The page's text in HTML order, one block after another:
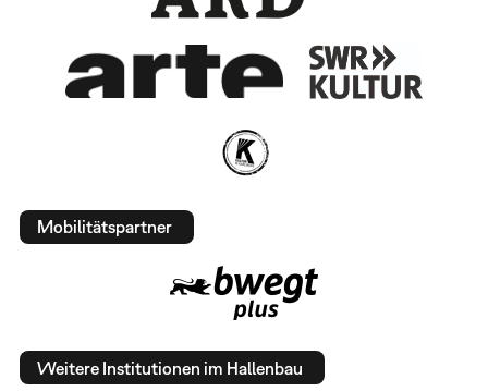
Mobilitätspartner
Weitere Institutionen im Hallenbau